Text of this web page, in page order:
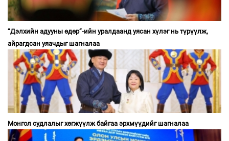
“Дэлхийн адууны өдөр”-ийн уралдаанд уясан хүлэг нь түрүүлж,
айрагдсан уяачдыг шагналаа
Монгол судлалыг хөгжүүлж байгаа эрхмүүдийг шагналаа